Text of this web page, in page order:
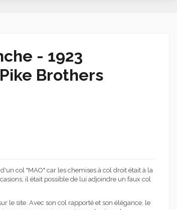
- 1923
Brothers
col "MAO" car les chemises à col droit était à la
il était possible de lui adjoindre un faux col
le site. Avec son col rapporté et son élégance, le